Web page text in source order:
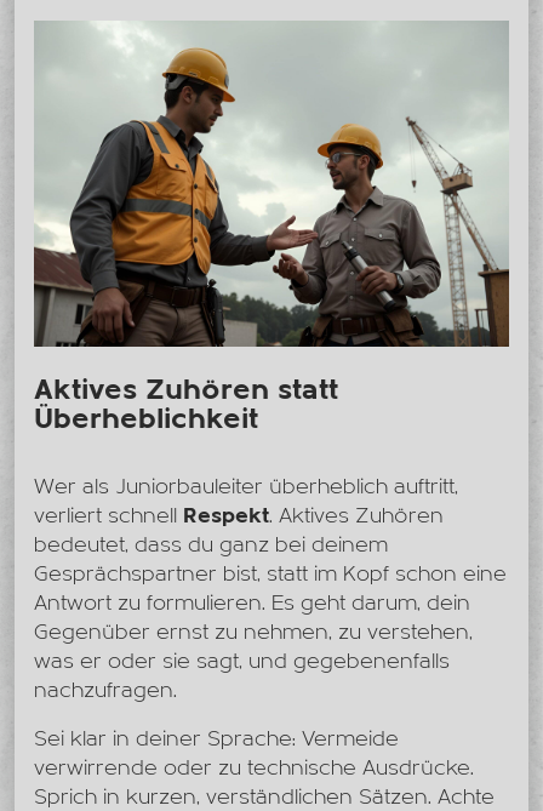
Aktives Zuhören statt
Überheblichkeit
Wer als Juniorbauleiter überheblich auftritt,
verliert schnell Respekt. Aktives Zuhören
bedeutet, dass du ganz bei deinem
Gesprächspartner bist, statt im Kopf schon eine
Antwort zu formulieren. Es geht darum, dein
Gegenüber ernst zu nehmen, zu verstehen,
was er oder sie sagt, und gegebenenfalls
nachzufragen.
Sei klar in deiner Sprache: Vermeide
verwirrende oder zu technische Ausdrücke.
Sprich in kurzen, verständlichen Sätzen. Achte